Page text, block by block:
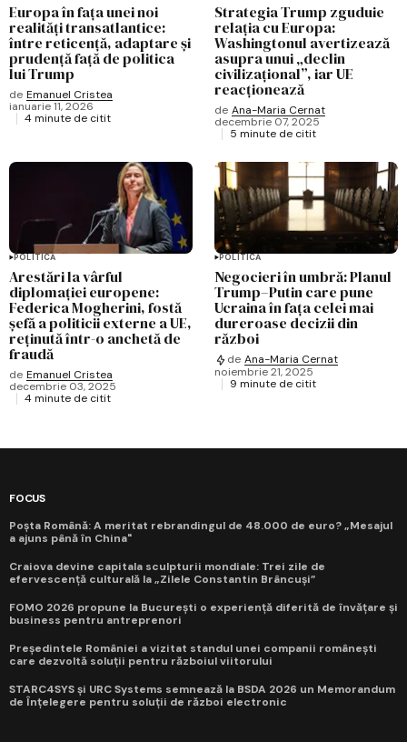
Europa în fața unei noi
realități transatlantice:
între reticență, adaptare și
prudență față de politica
lui Trump
de Emanuel Cristea
ianuarie 11, 2026
4 minute de citit
Strategia Trump zguduie
relația cu Europa:
Washingtonul avertizează
asupra unui „declin
civilizațional”, iar UE
reacționează
de Ana-Maria Cernat
decembrie 07, 2025
5 minute de citit
POLITICĂ
Arestări la vârful
diplomației europene:
Federica Mogherini, fostă
șefă a politicii externe a UE,
reținută într-o anchetă de
fraudă
de Emanuel Cristea
decembrie 03, 2025
4 minute de citit
POLITICĂ
Negocieri în umbră: Planul
Trump–Putin care pune
Ucraina în fața celei mai
dureroase decizii din
război
de Ana-Maria Cernat
noiembrie 21, 2025
9 minute de citit
FOCUS
Poșta Română: A meritat rebrandingul de 48.000 de euro? „Mesajul
a ajuns până în China"
Craiova devine capitala sculpturii mondiale: Trei zile de
efervescență culturală la „Zilele Constantin Brâncuși”
FOMO 2026 propune la București o experiență diferită de învățare și
business pentru antreprenori
Președintele României a vizitat standul unei companii românești
care dezvoltă soluții pentru războiul viitorului
STARC4SYS și URC Systems semnează la BSDA 2026 un Memorandum
de Înțelegere pentru soluții de război electronic